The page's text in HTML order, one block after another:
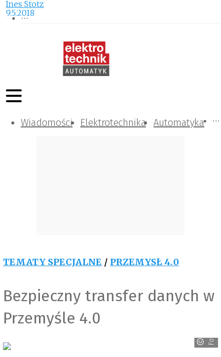
Wiadomości Elektrotechnika Automatyka
Komunikacja i IT
Kontrola
Tematy specjalne
TEMATY SPECJALNE / PRZEMYSŁ 4.0
Bezpieczny transfer danych w
Przemyśle 4.0
Fotolia
Ines Stotz
9.5.2018